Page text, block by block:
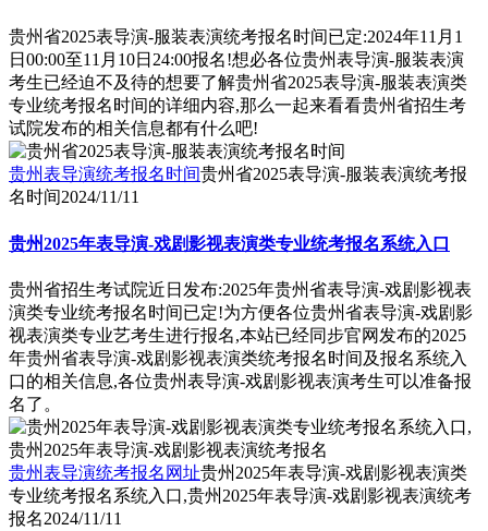
贵州省2025表导演-服装表演统考报名时间已定:2024年11月1
日00:00至11月10日24:00报名!想必各位贵州表导演-服装表演
考生已经迫不及待的想要了解贵州省2025表导演-服装表演类
专业统考报名时间的详细内容,那么一起来看看贵州省招生考
试院发布的相关信息都有什么吧!
贵州表导演统考报名时间贵州省2025表导演-服装表演统考报
名时间2024/11/11
贵州2025年表导演-戏剧影视表演类专业统考报名系统入口
贵州省招生考试院近日发布:2025年贵州省表导演-戏剧影视表
演类专业统考报名时间已定!为方便各位贵州省表导演-戏剧影
视表演类专业艺考生进行报名,本站已经同步官网发布的2025
年贵州省表导演-戏剧影视表演类统考报名时间及报名系统入
口的相关信息,各位贵州表导演-戏剧影视表演考生可以准备报
名了。
贵州表导演统考报名网址贵州2025年表导演-戏剧影视表演类
专业统考报名系统入口,贵州2025年表导演-戏剧影视表演统考
报名2024/11/11